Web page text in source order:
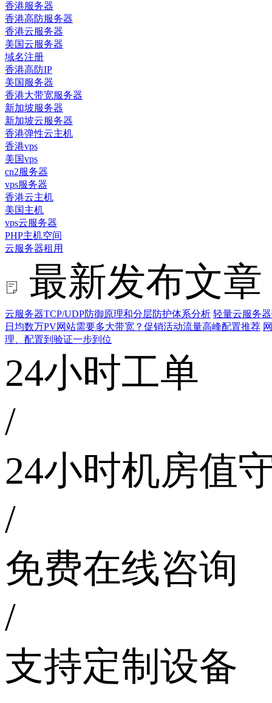
香港服务器
香港高防服务器
香港云服务器
美国云服务器
域名注册
香港高防IP
美国服务器
香港大带宽服务器
新加坡服务器
新加坡云服务器
香港弹性云主机
香港vps
美国vps
cn2服务器
vps服务器
香港云主机
美国主机
vps云服务器
PHP主机空间
云服务器租用
最新发布文章
云服务器TCP/UDP防御原理和分层防护体系分析 轻量云服务
日均数万PV网站需要多大带宽？促销活动流量高峰配置推荐
理、配置到验证一步到位
24小时工单
/
24小时机房值
/
免费在线咨询
/
支持定制设备